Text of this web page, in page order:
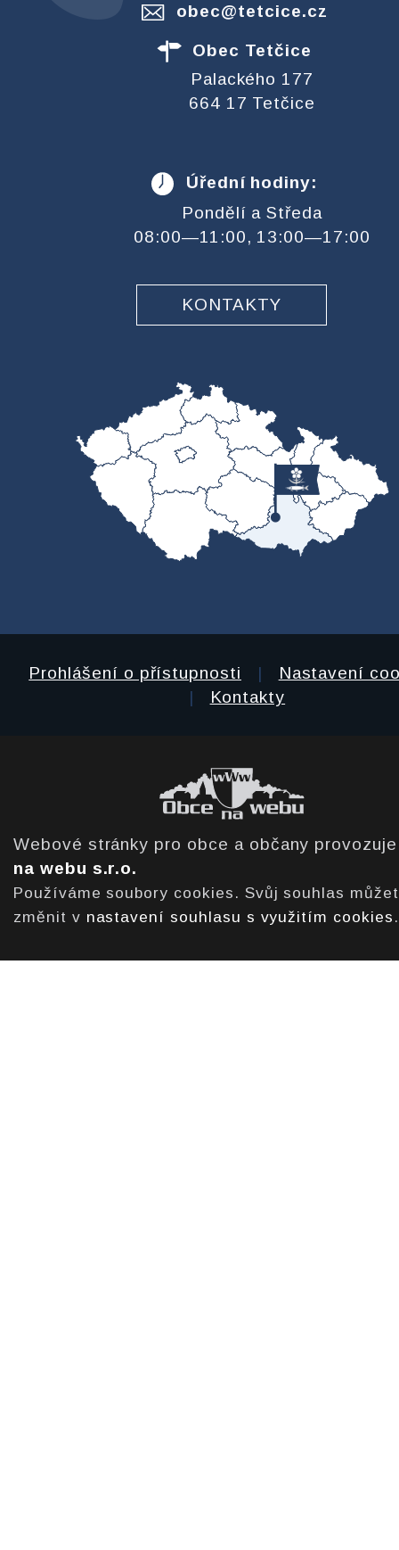
obec@tetcice.cz
Obec Tetčice
Palackého 177
664 17 Tetčice
Úřední hodiny:
Pondělí a Středa
08:00—11:00, 13:00—17:00
KONTAKTY
Prohlášení o přístupnosti |
Nastavení
|
Kontakty
Webové stránky pro obce a občany
na webu s.r.o.
Používáme soubory cookies. Svůj souhlas
změnit v nastavení souhlasu s využitím cookies .